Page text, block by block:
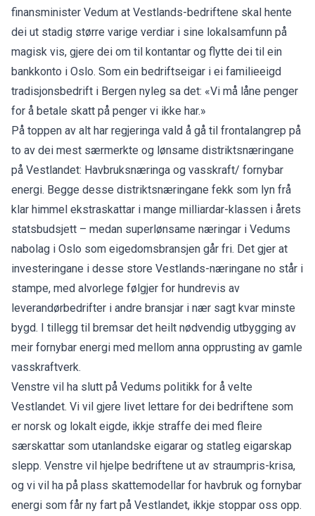
finansminister Vedum at Vestlands-bedriftene skal hente
dei ut stadig større varige verdiar i sine lokalsamfunn på
magisk vis, gjere dei om til kontantar og flytte dei til ein
bankkonto i Oslo. Som ein bedriftseigar i ei familieeigd
tradisjonsbedrift i Bergen nyleg sa det: «Vi må låne penger
for å betale skatt på penger vi ikke har.»
På toppen av alt har regjeringa vald å gå til frontalangrep på
to av dei mest særmerkte og lønsame distriktsnæringane
på Vestlandet: Havbruksnæringa og vasskraft/ fornybar
energi. Begge desse distriktsnæringane fekk som lyn frå
klar himmel ekstraskattar i mange milliardar-klassen i årets
statsbudsjett – medan superlønsame næringar i Vedums
nabolag i Oslo som eigedomsbransjen går fri. Det gjer at
investeringane i desse store Vestlands-næringane no står i
stampe, med alvorlege følgjer for hundrevis av
leverandørbedrifter i andre bransjar i nær sagt kvar minste
bygd. I tillegg til bremsar det heilt nødvendig utbygging av
meir fornybar energi med mellom anna opprusting av gamle
vasskraftverk.
Venstre vil ha slutt på Vedums politikk for å velte
Vestlandet. Vi vil gjere livet lettare for dei bedriftene som
er norsk og lokalt eigde, ikkje straffe dei med fleire
særskattar som utanlandske eigarar og statleg eigarskap
slepp. Venstre vil hjelpe bedriftene ut av straumpris-krisa,
og vi vil ha på plass skattemodellar for havbruk og fornybar
energi som får ny fart på Vestlandet, ikkje stoppar oss opp.